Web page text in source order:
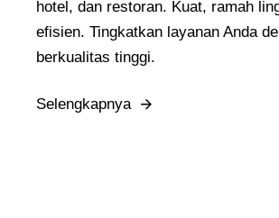
hotel, dan restoran. Kuat, ramah
efisien. Tingkatkan layanan Anda
berkualitas tinggi.
Selengkapnya